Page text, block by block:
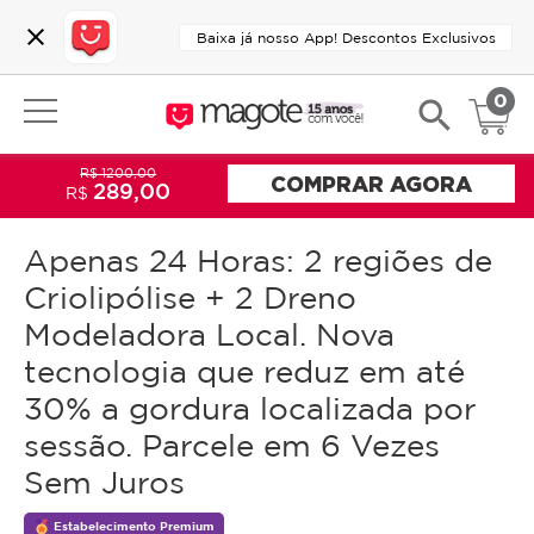
close Baixa já nosso App! Descontos Exclusivos
search 0
Apenas 24 Horas: 2 regiões de
Criolipólise + 2 Dreno
Modeladora Local. Nova
tecnologia que reduz em até
30% a gordura localizada por
sessão. Parcele em 6 Vezes
Sem Juros
Estabelecimento Premium
R$ 1200,00
R$ 289,00 COMPRAR AGORA